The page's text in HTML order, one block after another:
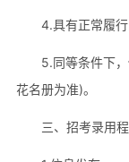
4.具有正常履
5.同等条件下
花名册为准)。
三、招考录用